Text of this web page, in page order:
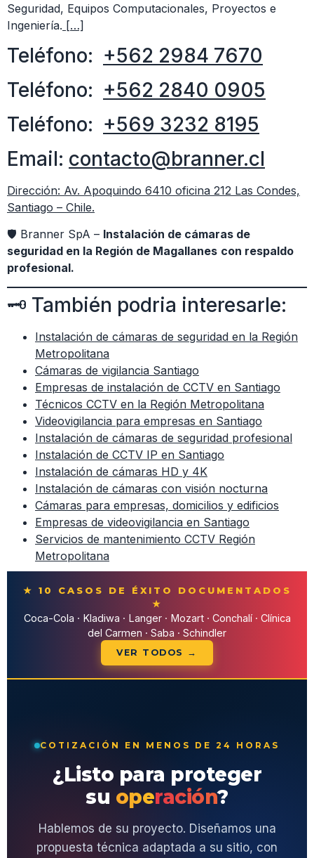
Seguridad, Equipos Computacionales, Proyectos e
Ingeniería. […]
Teléfono: +562 2984 7670
Teléfono: +562 2840 0905
Teléfono: +569 3232 8195
Email: contacto@branner.cl
Dirección: Av. Apoquindo 6410 oficina 212 Las Condes,
Santiago – Chile.
🛡 Branner SpA – Instalación de cámaras de
seguridad en la Región de Magallanes con respaldo
profesional.
🗝 También podria interesarle:
Instalación de cámaras de seguridad en la Región
Metropolitana
Cámaras de vigilancia Santiago
Empresas de instalación de CCTV en Santiago
Técnicos CCTV en la Región Metropolitana
Videovigilancia para empresas en Santiago
Instalación de cámaras de seguridad profesional
Instalación de CCTV IP en Santiago
Instalación de cámaras HD y 4K
Instalación de cámaras con visión nocturna
Cámaras para empresas, domicilios y edificios
Empresas de videovigilancia en Santiago
Servicios de mantenimiento CCTV Región
Metropolitana
★ 10 CASOS DE ÉXITO DOCUMENTADOS
★
Coca-Cola · Kladiwa · Langer · Mozart · Conchalí · Clínica
del Carmen · Saba · Schindler
VER TODOS →
COTIZACIÓN EN MENOS DE 24 HORAS
¿Listo para proteger
su operación?
Hablemos de su proyecto. Diseñamos una
propuesta técnica adaptada a su sitio, con